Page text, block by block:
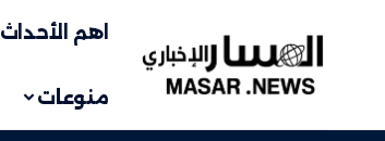
اهم الأحداث
منوعات